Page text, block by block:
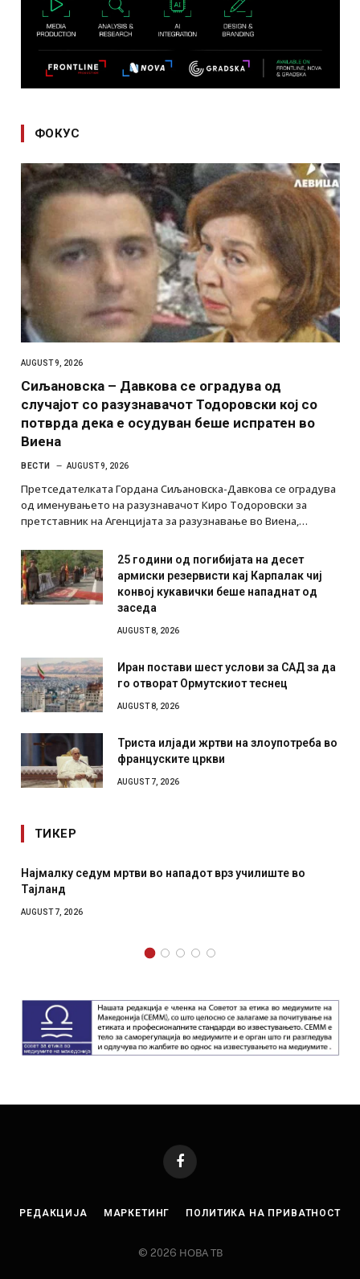
ФОКУС
AUGUST 9, 2026
Сиљановска – Давкова се оградува од
случајот со разузнавачот Тодоровски кој со
потврда дека е осудуван беше испратен во
Виена
ВЕСТИ AUGUST 9, 2026
Претседателката Гордана Сиљановска-Давкова се оградува
од именувањето на разузнавачот Киро Тодоровски за
претставник на Агенцијата за разузнавање во Виена,…
25 години од погибијата на десет
армиски резервисти кај Карпалак чиј
конвој кукавички беше нападнат од
заседа
AUGUST 8, 2026
Иран постави шест услови за САД за да
го отворат Ормутскиот теснец
AUGUST 8, 2026
Триста илјади жртви на злоупотреба во
француските цркви
AUGUST 7, 2026
ТИКЕР
седум мртви во нападот врз училиште во
7, 2026
Facebook
РЕДАКЦИЈА МАРКЕТИНГ ПОЛИТИКА НА ПРИВАТНОСТ
© 2026 НОВА ТВ